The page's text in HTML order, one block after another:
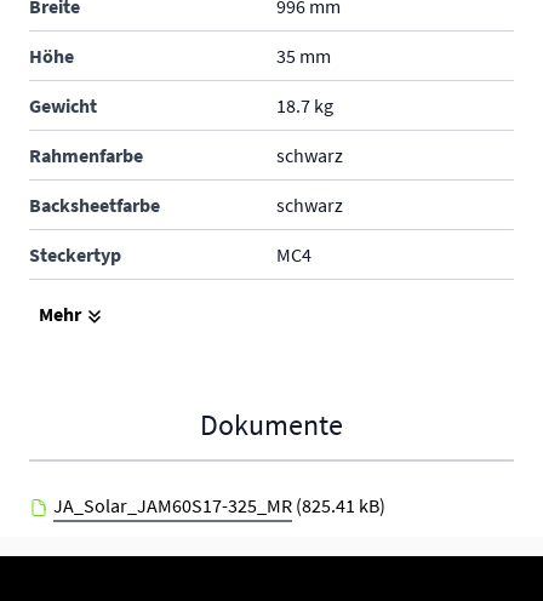
Breite 996 mm
Höhe 35 mm
Gewicht 18.7 kg
Rahmenfarbe schwarz
Backsheetfarbe schwarz
Steckertyp MC4
Produktgarantie
Mehr
Dokumente
JA_Solar_JAM60S17-325_MR (825.41 kB)